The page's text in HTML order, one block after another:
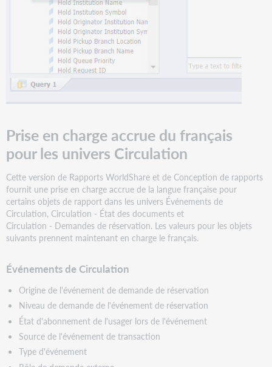
Prise en charge accrue du français
pour les univers Circulation
Cette version de Rapports WorldShare et de Conception de rapports
fournit une prise en charge accrue de la langue française pour
certains objets de rapport dans les univers Événements de
Circulation, Circulation - État des documents et
Circulation - Demandes de réservation. Les valeurs pour les objets
suivants prennent maintenant en charge le français.
Événements de Circulation
Origine de l'événement de demande de réservation
Niveau de demande de l'événement de réservation
État d'abonnement de l'usager lors de l'événement
Source de l'événement de transaction
Type d'événement